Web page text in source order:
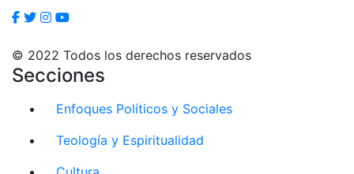
© 2022 Todos los derechos reservados
Secciones
Enfoques Políticos y Sociales
Teología y Espiritualidad